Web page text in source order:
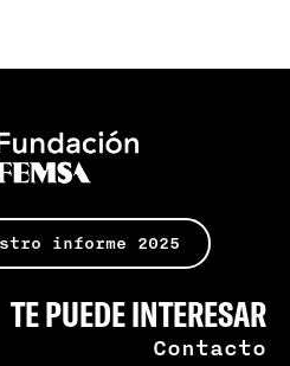
informe 2025
TE PUEDE INTERESAR
Contacto